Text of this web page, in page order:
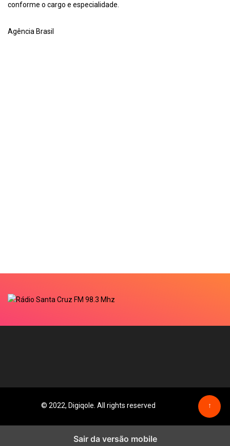
conforme o cargo e especialidade.
Agência Brasil
© 2022, Digiqole. All rights reserved ↑
Sair da versão mobile